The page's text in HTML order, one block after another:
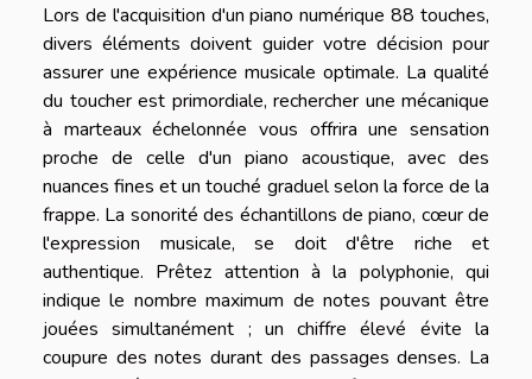
Lors de l'acquisition d'un piano numérique 88 touches,
divers éléments doivent guider votre décision pour
assurer une expérience musicale optimale. La qualité
du toucher est primordiale, rechercher une mécanique
à marteaux échelonnée vous offrira une sensation
proche de celle d'un piano acoustique, avec des
nuances fines et un touché graduel selon la force de la
frappe. La sonorité des échantillons de piano, cœur de
l'expression musicale, se doit d'être riche et
authentique. Prêtez attention à la polyphonie, qui
indique le nombre maximum de notes pouvant être
jouées simultanément ; un chiffre élevé évite la
coupure des notes durant des passages denses. La